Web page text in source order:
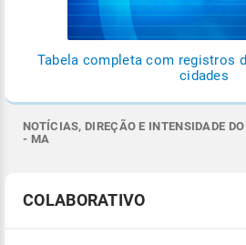
Tabela completa com registros
cidades
NOTÍCIAS, DIREÇÃO E INTENSIDADE
- MA
COLABORATIVO